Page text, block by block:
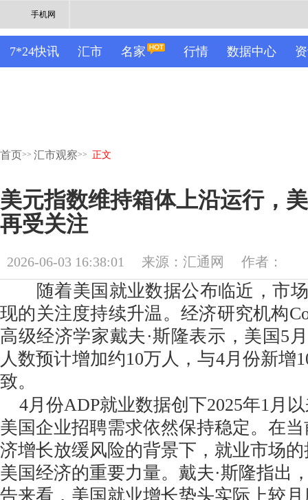
手机网
7*24快讯 汇市 名家 行情 数据中心
首页>> 汇市观察>> 正文
美元指数维持箱体上沿运行，
再受关注
2026-06-03 16:38:01 来源：汇通网 作者：
随着美国就业数据公布临近，市场
现的关注度持续升温。经济研究机构
高级经济学家戴夫·斯隆表示，美国5
人数预计增加约10万人，与4月份新增
致。
4月份ADP就业数据创下2025年1月
美国企业招聘需求依然保持稳定。在
济增长放缓风险的背景下，就业市场
美国经济的重要力量。戴夫·斯隆指出
告来看，美国就业增长势头实际上较